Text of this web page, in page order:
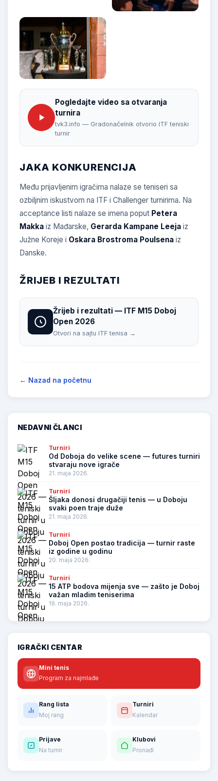
Pogledajte video sa otvaranja
turnira
tvk3.info — Gradonačelnik otvorio ITF teniski
turnir
JAKA KONKURENCIJA
Među prijavljenim igračima nalaze se teniseri sa
ozbiljnim iskustvom na ITF i Challenger turnirima. Na
acceptance listi nalaze se imena poput Petera
Makka iz Mađarske, Gerarda Kampane Leeja iz
Južne Koreje i Oskara Brostroma Poulsena iz
Danske.
ŽRIJEB I REZULTATI
Žrijeb i rezultati — ITF M15 Doboj
Open 2026
Otvori na sajtu ITF tenisa →
← Nazad na početnu
NEDAVNI ČLANCI
Turniri
Od Doboja do velike scene — futures turniri
stvaraju nove igrače
21. maja 2026.
Turniri
Šljaka donosi drugačiji tenis — u Doboju
svaki poen traje duže
21. maja 2026.
Turniri
Doboj Open postao tradicija — turnir raste
iz godine u godinu
20. maja 2026.
Turniri
15 ATP bodova mijenja sve — zašto je Doboj
važan mladim teniserima
19. maja 2026.
IGRAČKI CENTAR
Mini tenis
Program za najmlađe
Rang lista
Moj rang
Turniri
Kalendar
Prijave
Na turnir
Klubovi
Pronađi